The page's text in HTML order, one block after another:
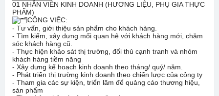
01 NHÂN VIÊN KINH DOANH (HƯƠNG LIỆU, PHỤ GIA THỰC
PHẨM)
CÔNG VIỆC:
- Tư vấn, giới thiệu sản phẩm cho khách hàng.
- Tìm kiếm, xây dựng mối quan hệ với khách hàng mới, chăm
sóc khách hàng cũ.
- Thực hiện khảo sát thị trường, đối thủ cạnh tranh và nhóm
khách hàng tiềm năng
- Xây dựng kế hoạch kinh doanh theo tháng/ quý/ năm.
- Phát triển thị trường kinh doanh theo chiến lược của công ty
- Tham gia các sự kiện, triển lãm để quảng cáo thương hiệu,
sản phẩm